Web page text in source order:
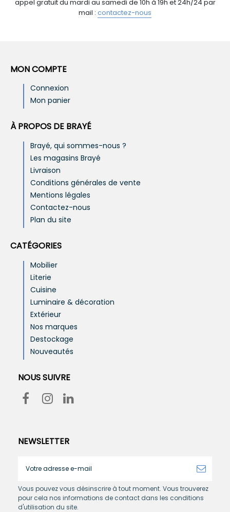
appel gratuit du mardi au samedi de 10h à 19h et 24h/24 par
mail : contactez-nous
MON COMPTE
Connexion
Mon panier
À PROPOS DE BRAYÉ
Brayé, qui sommes-nous ?
Les magasins Brayé
Livraison
Conditions générales de vente
Mentions légales
Contactez-nous
Plan du site
CATÉGORIES
Mobilier
Literie
Cuisine
Luminaire & décoration
Extérieur
Nos marques
Destockage
Nouveautés
NOUS SUIVRE
NEWSLETTER
Vous pouvez vous désinscrire à tout moment. Vous trouverez
pour cela nos informations de contact dans les conditions
d'utilisation du site.